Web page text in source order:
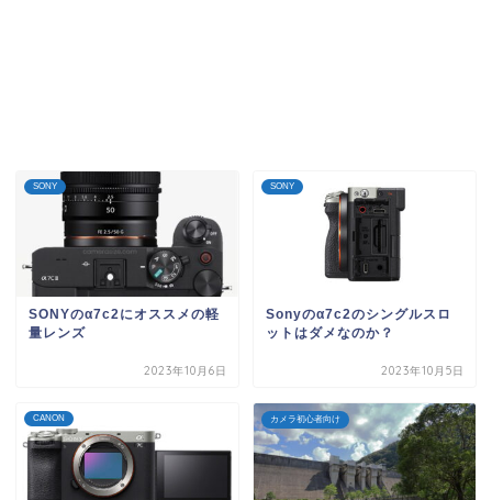
SONY
SONYのα7c2にオススメの軽
量レンズ
2023年10月6日
SONY
Sonyのα7c2のシングルスロ
ットはダメなのか？
2023年10月5日
CANON カメラ初心者向け